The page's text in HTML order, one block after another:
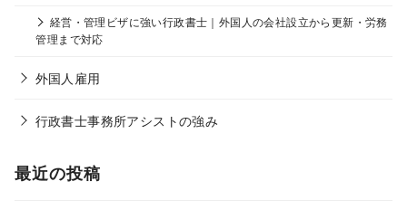
経営・管理ビザに強い行政書士｜外国人の会社設立から更新・労務
管理まで対応
外国人雇用
行政書士事務所アシストの強み
最近の投稿